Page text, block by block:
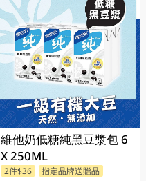
維他奶低糖純黑豆漿包 6
X 250ML
2件$36 指定品牌送贈品